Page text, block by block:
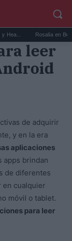
Rosalía en
leer
de adquirir
y en la era
aplicaciones
apps brindan
de diferentes
en cualquier
móvil o tablet.
para leer